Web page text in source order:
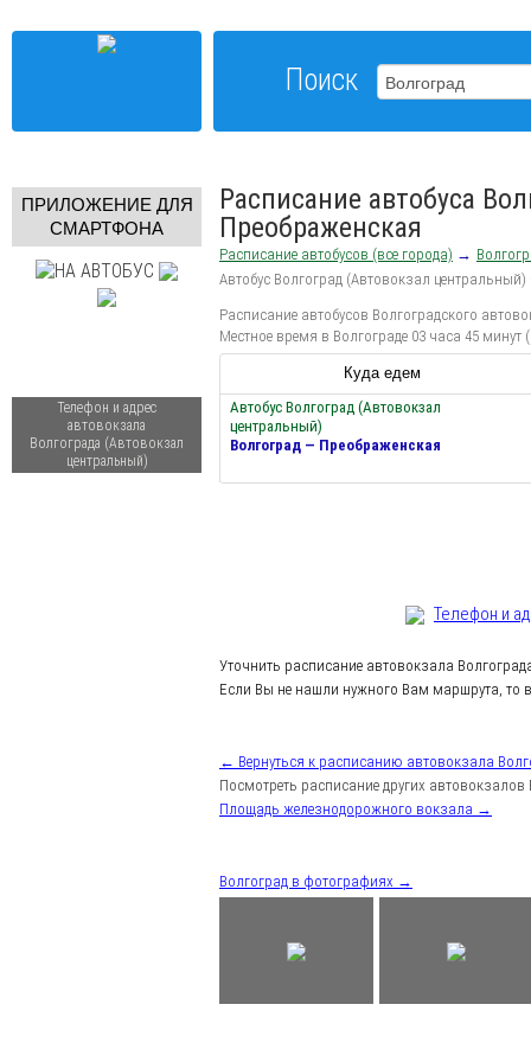
Поиск
ПРИЛОЖЕНИЕ ДЛЯ
СМАРТФОНА
Телефон и адрес
автовокзала
Волгограда (Автовокзал
центральный)
Расписание автобуса
Преображенская
Расписание автобусов (все города) →
Автобус Волгоград (Автовокзал
Расписание автобусов Волгоградского
Местное время в Волгограде 03 часа 45
Куда едем
Автобус Волгоград (Автовокзал
центральный)
Волгоград — Преображенская
Телефон и
Уточнить расписание автовокзала
Если Вы не нашли нужного Вам маршрута, то
← Вернуться к расписанию автовокзала
Посмотреть расписание других автовокзалов
Площадь железнодорожного вокзала →
Волгоград в фотографиях →